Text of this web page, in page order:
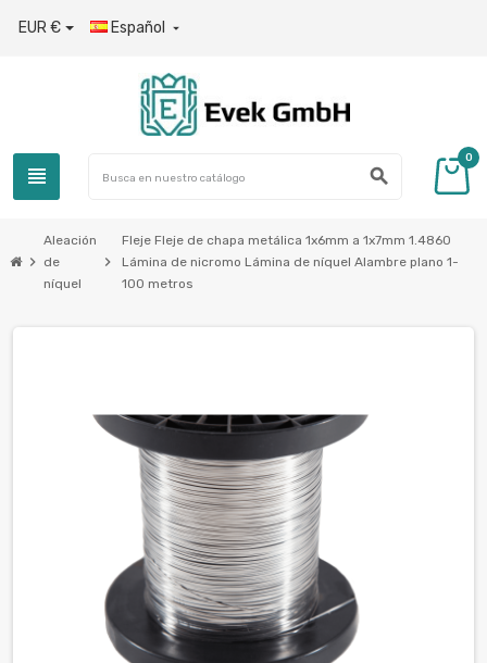
EUR € Español 
view_headline search
0
chevron_right
Aleación
de
níquel
chevron_right
Fleje Fleje de chapa metálica 1x6mm a 1x7mm 1.4860
Lámina de nicromo Lámina de níquel Alambre plano 1-
100 metros